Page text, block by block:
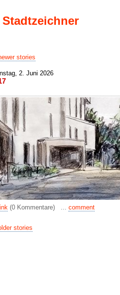
stories
2. Juni 2026
link (0 Kommentare) ... comment
stories